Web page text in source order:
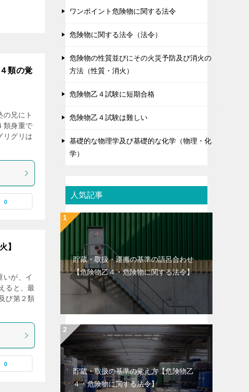
類の覚
の兄にト
類身重で
リグリは
0
】
いが、イ
ると、最
び第２類
0
ワンポイント危険物に関する法令
危険物に関する法令（法令）
危険物の性質並びにその火災予防及び消火の
方法（性質・消火）
危険物乙４試験に短期合格
危険物乙４試験は難しい
基礎的な物理学及び基礎的な化学（物理・化
学）
人気記事
貯蔵・取扱・運搬の基準の語呂合わせ
【危険物乙４・危険物に関する法令】
貯蔵・取扱の基準の覚え方【危険物乙
４・危険物に関する法令】